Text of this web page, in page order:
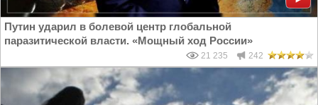
Путин ударил в болевой центр глобальной
паразитической власти. «Мощный ход России»
21 235 242